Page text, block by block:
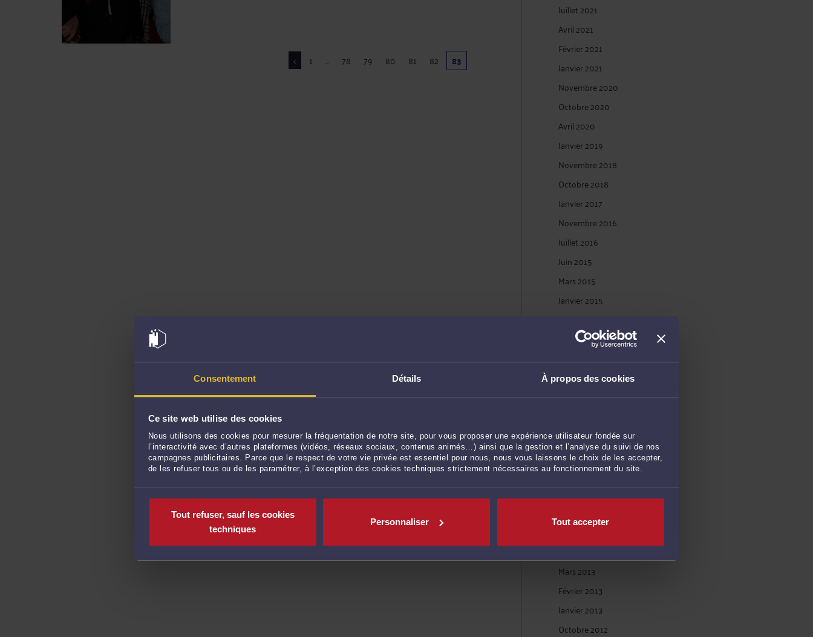
Consentement Détails À propos des cookies
Ce site web utilise des cookies
Nous utilisons des cookies pour mesurer la fréquentation de notre site, pour vous proposer une expérience utilisateur fondée sur
l’interactivité avec d’autres plateformes (vidéos, réseaux sociaux, contenus animés…) ainsi que la gestion et l’analyse du suivi de nos
campagnes publicitaires. Parce que le respect de votre vie privée est essentiel pour nous, nous vous laissons le choix de les accepter,
de les refuser tous ou de les paramétrer, à l’exception des cookies techniques strictement nécessaires au fonctionnement du site.
Tout refuser, sauf les cookies
techniques
Personnaliser Tout accepter
< 1 ... 78 79 80 81 82 83
Juillet 2021
Avril 2021
Février 2021
Janvier 2021
Novembre 2020
Octobre 2020
Avril 2020
Janvier 2019
Novembre 2018
Octobre 2018
Janvier 2017
Novembre 2016
Juillet 2016
Juin 2015
Mars 2015
Janvier 2015
Juin 2014
Mai 2014
Février 2014
Janvier 2014
Novembre 2013
Septembre 2013
Août 2013
Juillet 2013
Mars 2013
Février 2013
Janvier 2013
Octobre 2012